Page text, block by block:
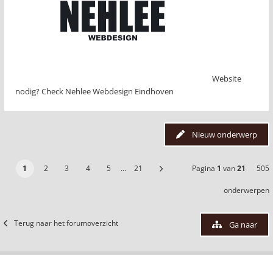
Website
nodig? Check Nehlee Webdesign Eindhoven
Nieuw onderwerp
1 2 3 4 5 … 21 Pagina 1 van21 505
onderwerpen
Terug naar het forumoverzicht Ga naar